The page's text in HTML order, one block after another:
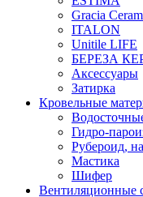
Gracia
ITALON
Unitile LIFE
БЕРЕЗА
Аксессуары
Затирка
Кровельные
Гидро-
Рубероид,
Мастика
Шифер
Вентиляционные